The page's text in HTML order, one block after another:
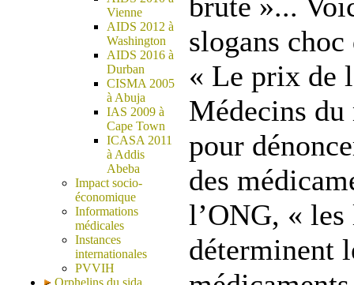
Vienne
AIDS 2012 à
Washington
AIDS 2016 à
Durban
CISMA 2005
à Abuja
IAS 2009 à
Cape Town
ICASA 2011
à Addis
Abeba
Impact socio-
économique
Informations
médicales
Instances
internationales
PVVIH
Orphelins du sida,
slogans
« Le prix de
Médecins
pour
des
l’ONG, «
déterminent